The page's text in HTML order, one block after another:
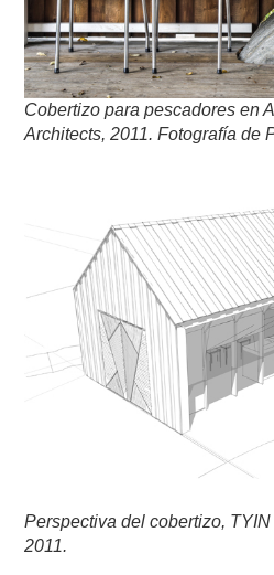
Cobertizo para pescadores en
Architects, 2011. Fotografía de
Perspectiva del cobertizo,
2011.